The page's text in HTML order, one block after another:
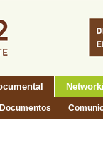
Documentos